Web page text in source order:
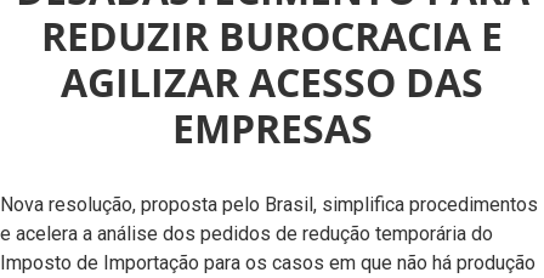
REDUZIR BUROCRACIA E
AGILIZAR ACESSO DAS
EMPRESAS
Nova resolução, proposta pelo Brasil, simplifica procedimentos
e acelera a análise dos pedidos de redução temporária do
Imposto de Importação para os casos em que não há produção